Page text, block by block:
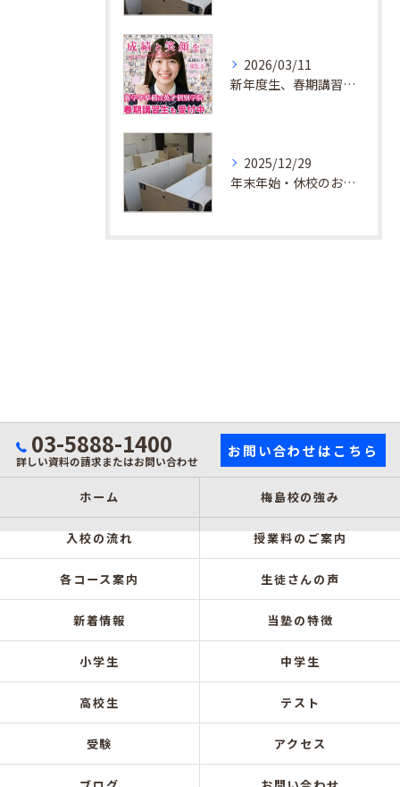
2026/03/11
新年度生、春期講習生 受付中！
2025/12/29
年末年始・休校のお知らせ
03-5888-1400
詳しい資料の請求またはお問い合わせ
お問い合わせはこちら
ホーム 梅島校の強み
入校の流れ 授業料のご案内
各コース案内 生徒さんの声
新着情報 当塾の特徴
小学生 中学生
高校生 テスト
受験 アクセス